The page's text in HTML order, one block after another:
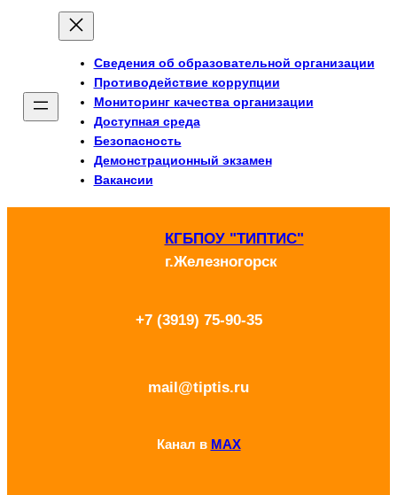
Перейти
содержимому
Сведения об образовательной организации
Противодействие коррупции
Мониторинг качества организации
Доступная среда
Безопасность
Демонстрационный экзамен
Вакансии
КГБПОУ "ТИПТИС"
г.Железногорск
+7 (3919) 75-90-35
mail@tiptis.ru
Канал в MAX